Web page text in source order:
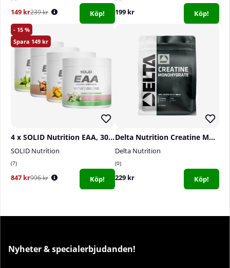
149 kr239 kr Köp! 199 kr Köp!
15
149
4 x SOLID Nutrition EAA, 300 g
SOLID Nutrition
7
847 kr996 kr Köp!
Delta Nutrition Creatine Monohydrate, 400 g
Delta Nutrition
0
229 kr Köp!
Nyheter & specialerbjudanden!